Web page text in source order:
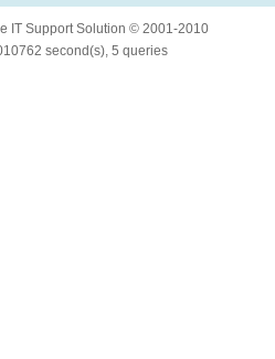
IT Support Solution © 2001-2010
second(s), 5 queries